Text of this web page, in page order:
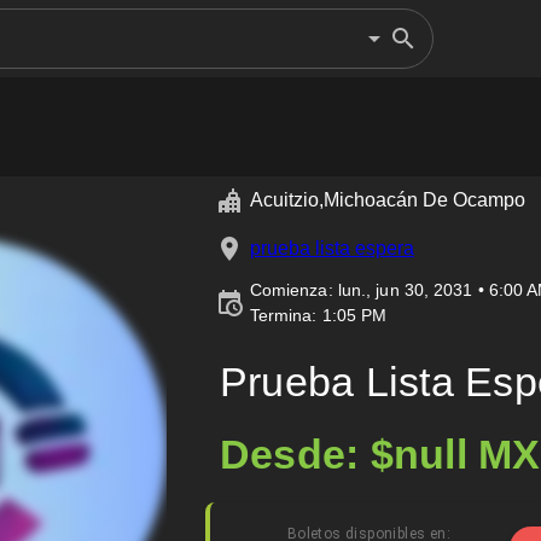
Acuitzio,Michoacán De Ocampo
prueba lista espera
Comienza: lun., jun 30, 2031 • 6:00
Termina: 1:05 PM
Prueba Lista
Desde: $null
Boletos disponibles en: